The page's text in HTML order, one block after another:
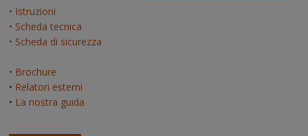
• Istruzioni
• Scheda tecnica
• Scheda di sicurezza
• Brochure
• Relatori esterni
• La nostra guida